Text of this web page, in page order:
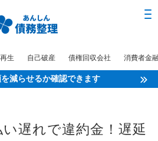
生 自己破産 債権回収会社 消費者金
減らせるか確認できます
遅れで違約金！遅延